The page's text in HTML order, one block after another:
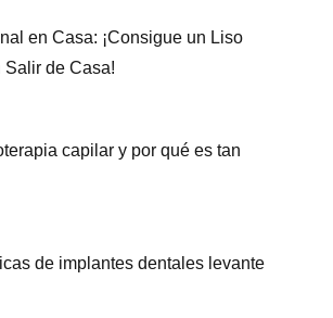
en Casa: ¡Consigue un Liso
Salir de Casa!
capilar y por qué es tan
de implantes dentales levante